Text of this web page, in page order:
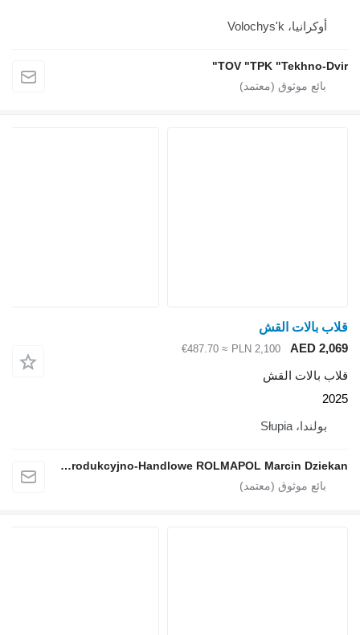
أوكرانيا، Volochys'k
TOV "TPK "Tekhno-Dvir"
قلاب بالات القش
AED 2,069
PLN 2,100
≈ €487.70
قلاب بالات القش
2025
بولندا، Słupia
Przedsiębiorstwo Produkcyjno-Handlowe ROLMAPOL Marcin Dziekan